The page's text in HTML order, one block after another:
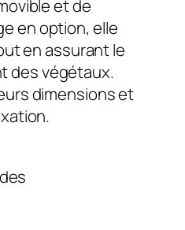
et de
en option, elle
en assurant le
des végétaux.
dimensions et